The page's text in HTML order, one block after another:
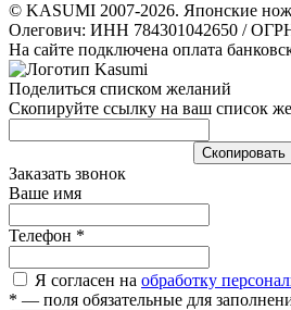
© KASUMI 2007-2026. Японские
Олегович: ИНН 784301042650 /
На сайте подключена оплата
Поделиться списком желаний
Скопируйте ссылку на ваш список
Cкопировать
Заказать звонок
Ваше имя
Телефон *
Я согласен на обработку
* — поля обязательные для